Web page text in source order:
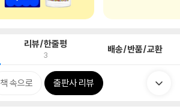
리뷰/한줄평
3 배송/반품/교환
책 속으로 출판사 리뷰